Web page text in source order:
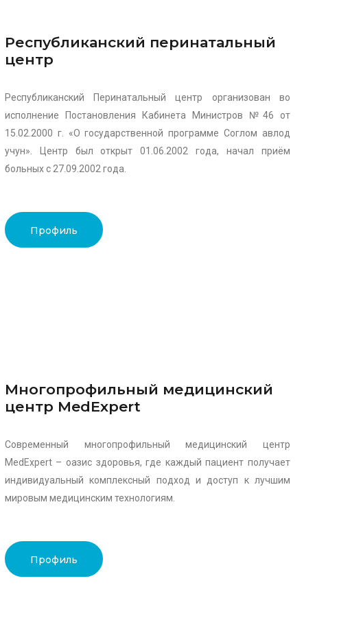
Республиканский перинатальный
центр
Республиканский Перинатальный центр организован во
исполнение Постановления Кабинета Министров №46 от
15.02.2000 г. «О государственной программе Соглом авлод
учун». Центр был открыт 01.06.2002 года, начал приём
больных с 27.09.2002 года.
Профиль
Многопрофильный медицинский
центр MedExpert
Современный многопрофильный медицинский центр
MedExpert – оазис здоровья, где каждый пациент получает
индивидуальный комплексный подход и доступ к лучшим
мировым медицинским технологиям.
Профиль